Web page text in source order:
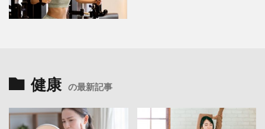
健康 の最新記事